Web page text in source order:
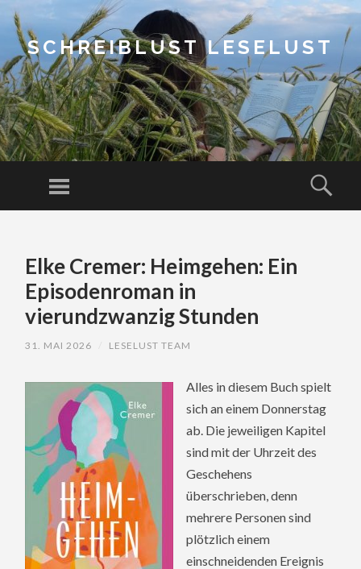
SCHREIBLUST LESELUST
Menu
CONTENTElke Cremer: Heimgehen: Ein
Episodenroman in
vierundzwanzig Stunden
31. MAI 2026 LESELUST TEAM
Alles in diesem Buch spielt
sich an einem Donnerstag
ab. Die jeweiligen Kapitel
sind mit der Uhrzeit des
Geschehens
überschrieben, denn
mehrere Personen sind
plötzlich einem
einschneidenden Ereignis